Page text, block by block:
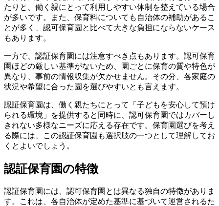
たりと、働く親にとって利用しやすい体制を整えている場合
が多いです。また、保育料についても自治体の補助があるこ
とが多く、認可保育園と比べて大きな負担にならないケース
もあります。
一方で、認証保育園には注意すべき点もあります。認可保育
園ほどの厳しい基準がないため、園ごとに保育の質や特色が
異なり、事前の情報収集が欠かせません。その分、各家庭の
状況や希望に合った園を選びやすいとも言えます。
認証保育園は、働く親たちにとって「子どもを安心して預け
られる環境」を提供すると同時に、認可保育園ではカバーし
きれない多様なニーズに応える存在です。保育園選びを考え
る際には、この認証保育園も選択肢の一つとして理解してお
くとよいでしょう。
認証保育園の特徴
認証保育園には、認可保育園とは異なる独自の特徴がありま
す。これは、各自治体が定めた基準に基づいて運営されるた